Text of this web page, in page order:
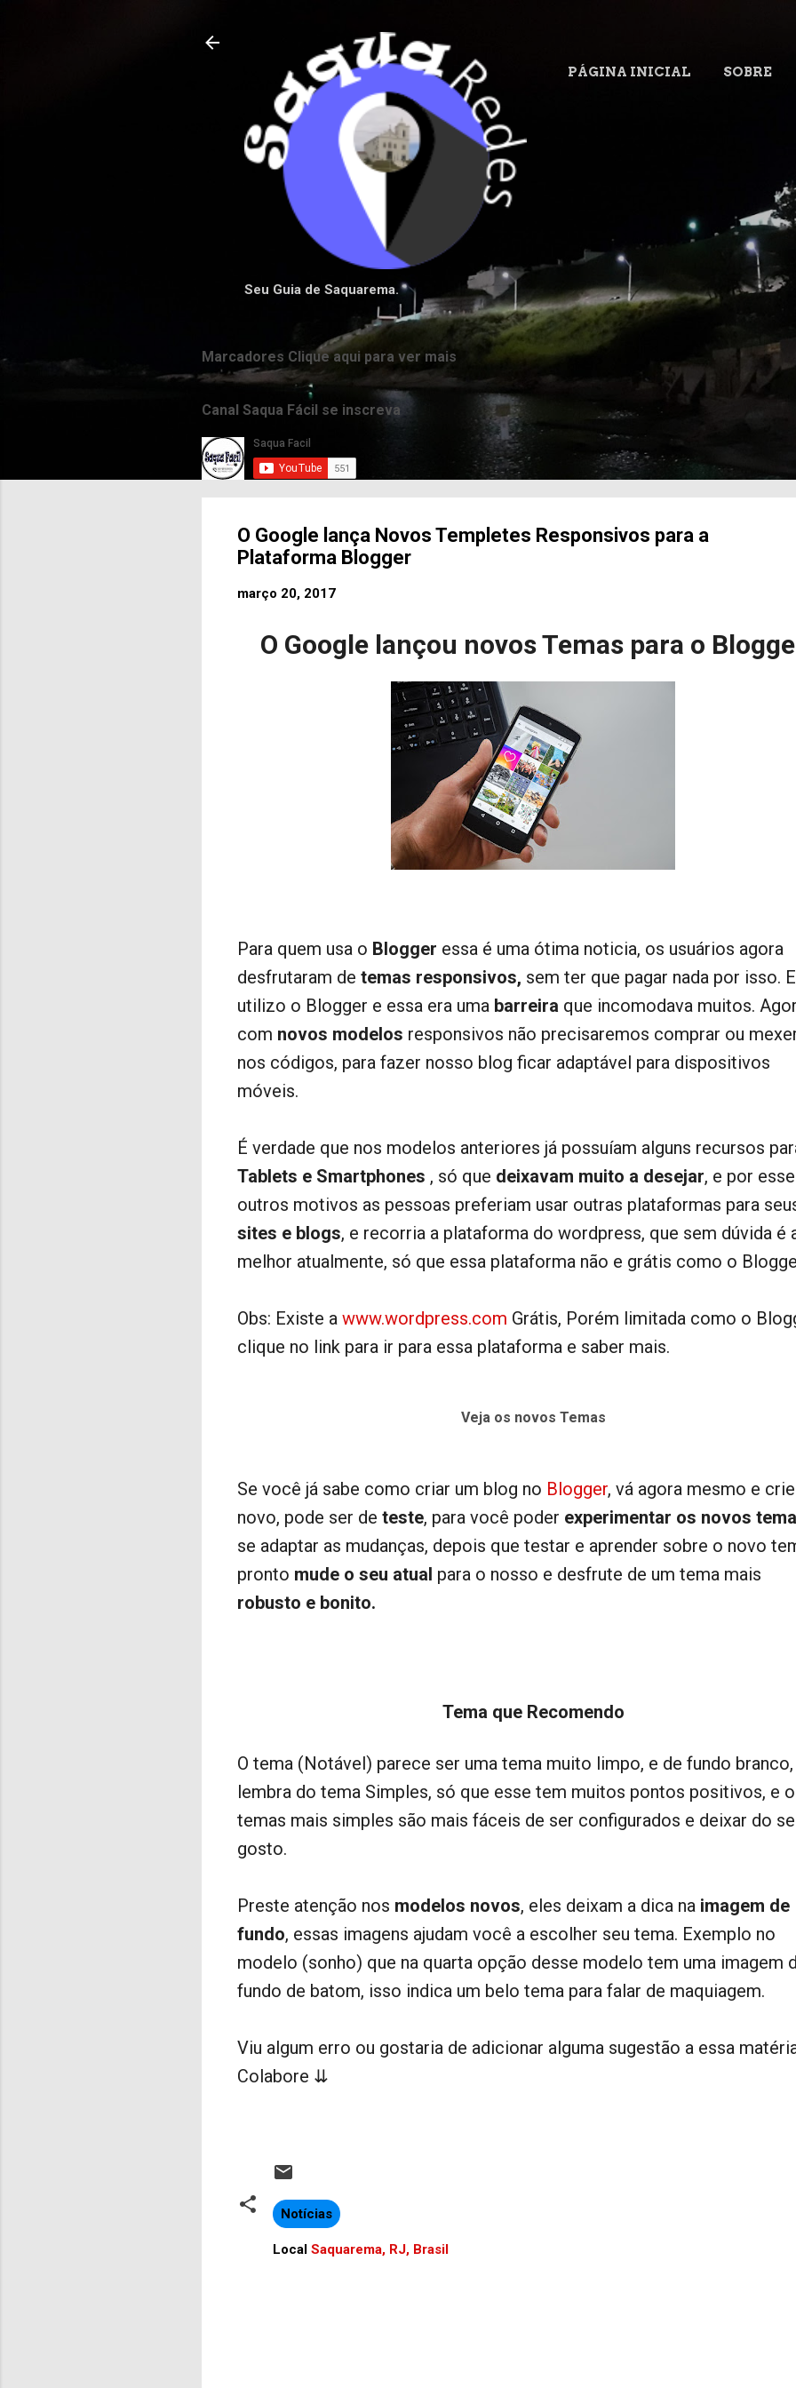
Seu Guia de Saquarema.
PÁGINA INICIAL SOBRE
Marcadores Clique aqui para ver mais
Canal Saqua Fácil se inscreva
O Google lança Novos Templetes Responsivos para a
Plataforma Blogger
março 20, 2017
O Google lançou novos Temas para o
Para quem usa o Blogger essa é uma ótima noticia, os usuários agora
desfrutaram de temas responsivos, sem ter que pagar nada por isso.
utilizo o Blogger e essa era uma barreira que incomodava muitos.
com novos modelos responsivos não precisaremos comprar ou
nos códigos, para fazer nosso blog ficar adaptável para dispositivos
móveis.
É verdade que nos modelos anteriores já possuíam alguns recursos
Tablets e Smartphones , só que deixavam muito a desejar, e por
outros motivos as pessoas preferiam usar outras plataformas para
sites e blogs, e recorria a plataforma do wordpress, que sem dúvida é
melhor atualmente, só que essa plataforma não e grátis como o
Obs: Existe a www.wordpress.com Grátis, Porém limitada como o
clique no link para ir para essa plataforma e saber mais.
Veja os novos Temas
Se você já sabe como criar um blog no Blogger, vá agora mesmo e
novo, pode ser de teste, para você poder experimentar os novos
se adaptar as mudanças, depois que testar e aprender sobre o novo
pronto mude o seu atual para o nosso e desfrute de um tema mais
robusto e bonito.
Tema que Recomendo
O tema (Notável) parece ser uma tema muito limpo, e de fundo branco,
lembra do tema Simples, só que esse tem muitos pontos positivos, e
temas mais simples são mais fáceis de ser configurados e deixar do
gosto.
Preste atenção nos modelos novos, eles deixam a dica na imagem de
fundo, essas imagens ajudam você a escolher seu tema. Exemplo no
modelo (sonho) que na quarta opção desse modelo tem uma imagem
fundo de batom, isso indica um belo tema para falar de maquiagem.
Viu algum erro ou gostaria de adicionar alguma sugestão a essa
Colabore ⇊
Notícias
Local Saquarema, RJ, Brasil